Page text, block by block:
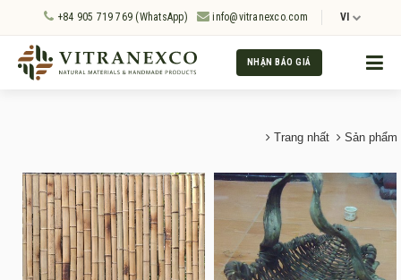
+84 905 719 769 (WhatsApp) info@vitranexco.com VI
NHẬN BÁO GIÁ
Trang nhất Sản phẩm